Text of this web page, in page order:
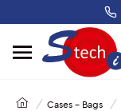
Cases - Bags